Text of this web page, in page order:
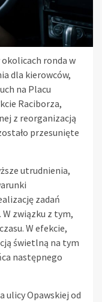
ronda w
dla kierowców,
na Placu
Raciborza,
z reorganizacją
przesunięte
utrudnienia,
zadań
związku z tym,
W efekcie,
świetlną na tym
następnego
ulicy Opawskiej od